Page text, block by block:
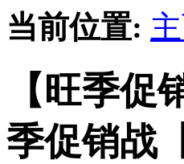
当前位置:
【旺季
季促销战